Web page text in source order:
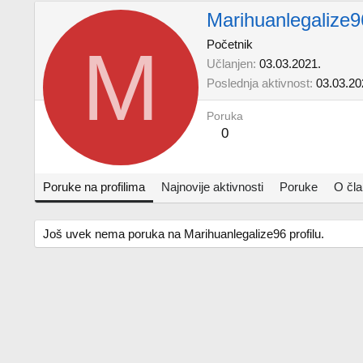
M
Početnik
Učlanjen 03.03.2021.
Poslednja aktivnost
Poruka
0
Poruke na profilima Najnovije aktivnosti Poruke O
Još uvek nema poruka na Marihuanlegalize96 profilu.